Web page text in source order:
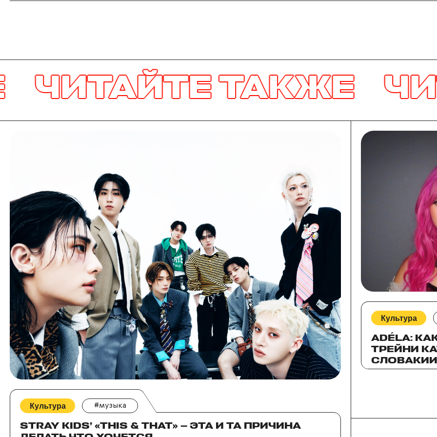
ТАКЖЕ
Культура #музыка
STRAY KIDS’ «THIS & THAT» — ЭТА И ТА ПРИЧИНА
Культура
ADÉLA:
ТРЕЙНИ
СЛОВАКИИ